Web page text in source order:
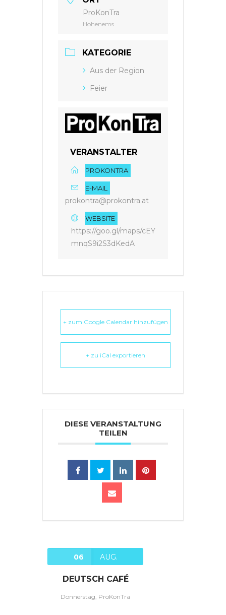
ProKonTra
Hohenems
KATEGORIE
Aus der Region
Feier
VERANSTALTER
PROKONTRA
E-MAIL
prokontra@prokontra.at
WEBSITE
https://goo.gl/maps/cEY
mnqS9i2S3dKedA
+ zum Google Calendar hinzufügen
+ zu iCal exportieren
DIESE VERANSTALTUNG
TEILEN
06 AUG.
DEUTSCH CAFÉ
Donnerstag, ProKonTra